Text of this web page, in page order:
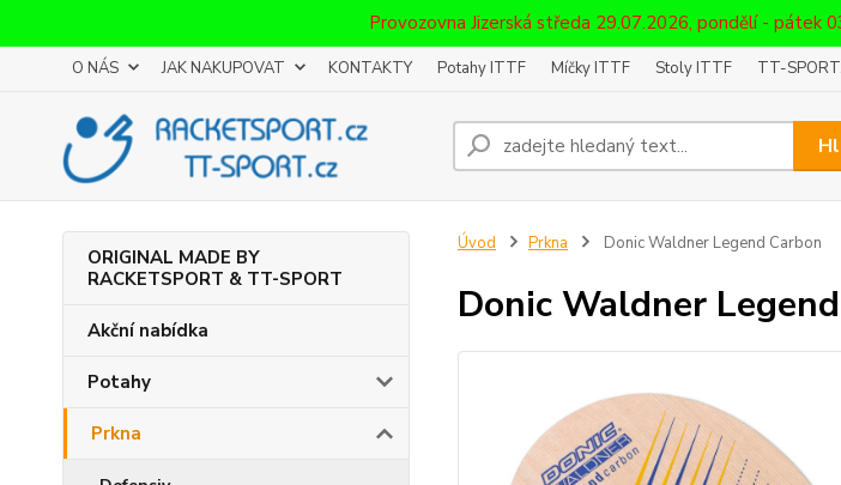
Provozovna Jizerská středa 29.07.2026, pondělí - pátek
O NÁS JAK NAKUPOVAT KONTAKTY Potahy ITTF Míčky ITTF Stoly ITTF TT-
ORIGINAL MADE BY
RACKETSPORT & TT-SPORT
Akční nabídka
Potahy
Prkna
Úvod Prkna Donic Waldner Legend Carbon
Donic Waldner